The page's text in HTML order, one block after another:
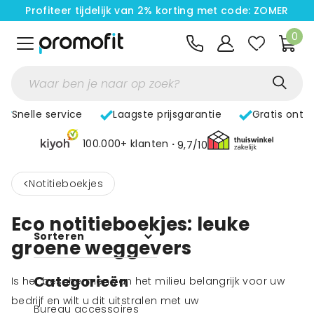
Profiteer tijdelijk van 2% korting met code: ZOMER
0
Snelle service Laagste prijsgarantie Gratis
100.000+ klanten 9,7/10
< Notitieboekjes
Sorteren
Categorieën
Bureau accessoires
Eco notitieboekjes: leuke
groene weggevers
Is het beschermen van het milieu belangrijk voor uw
bedrijf en wilt u dit uitstralen met uw